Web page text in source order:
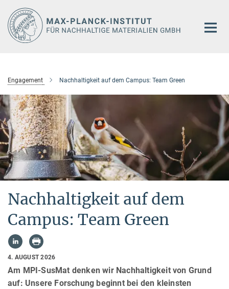
Hauptinhalt
Engagement Nachhaltigkeit auf dem Campus: Team Green
Nachhaltigkeit auf dem
Campus: Team Green
4. AUGUST 2026
Am MPI-SusMat denken wir Nachhaltigkeit von Grund
auf: Unsere Forschung beginnt bei den kleinsten